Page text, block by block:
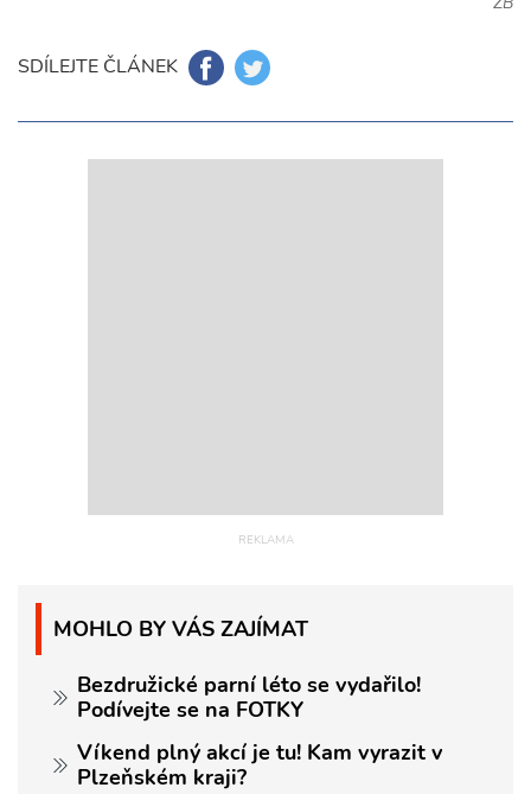
SDÍLEJTE ČLÁNEK
MOHLO BY VÁS ZAJÍMAT
Bezdružické parní léto se vydařilo!
Podívejte se na FOTKY
Víkend plný akcí je tu! Kam vyrazit v
Plzeňském kraji?